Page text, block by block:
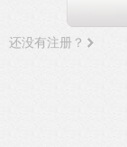
还没有注册？